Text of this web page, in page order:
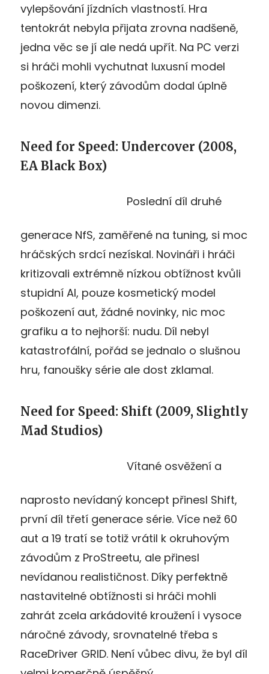
vylepšování jízdních vlastností. Hra
tentokrát nebyla přijata zrovna nadšeně,
jedna věc se jí ale nedá upřít. Na PC verzi
si hráči mohli vychutnat luxusní model
poškození, který závodům dodal úplně
novou dimenzi.
Need for Speed: Undercover (2008,
EA Black Box)
Poslední díl druhé
generace NfS, zaměřené na tuning, si moc
hráčských srdcí nezískal. Novináři i hráči
kritizovali extrémně nízkou obtížnost kvůli
stupidní AI, pouze kosmetický model
poškození aut, žádné novinky, nic moc
grafiku a to nejhorší: nudu. Díl nebyl
katastrofální, pořád se jednalo o slušnou
hru, fanoušky série ale dost zklamal.
Need for Speed: Shift (2009, Slightly
Mad Studios)
Vítané osvěžení a
naprosto nevídaný koncept přinesl Shift,
první díl třetí generace série. Více než 60
aut a 19 tratí se totiž vrátil k okruhovým
závodům z ProStreetu, ale přinesl
nevídanou realističnost. Díky perfektně
nastavitelné obtížnosti si hráči mohli
zahrát zcela arkádovité kroužení i vysoce
náročné závody, srovnatelné třeba s
RaceDriver GRID. Není vůbec divu, že byl díl